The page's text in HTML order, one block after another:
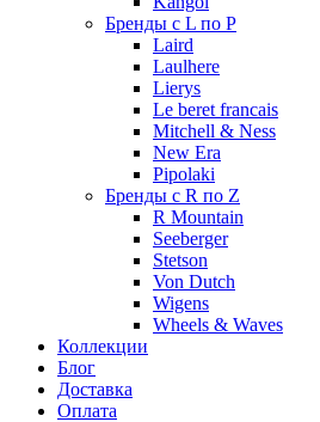
Бренды с L по P
Laird
Laulhere
Lierys
Le beret francais
Mitchell & Ness
New Era
Pipolaki
Бренды с R по Z
R Mountain
Seeberger
Stetson
Von Dutch
Wigens
Wheels & Waves
Коллекции
Блог
Доставка
Оплата